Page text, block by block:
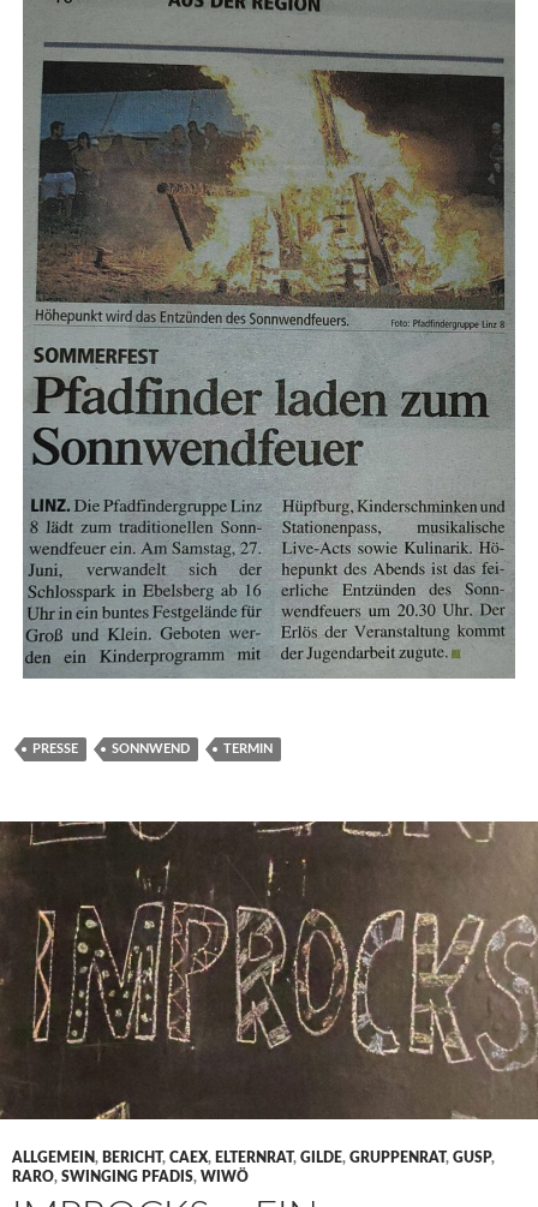
PRESSE SONNWEND TERMIN
ALLGEMEIN, BERICHT, CAEX, ELTERNRAT, GILDE, GRUPPENRAT, GUSP,
RARO, SWINGING PFADIS, WIWÖ